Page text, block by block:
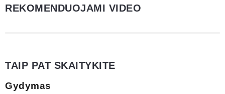
REKOMENDUOJAMI VIDEO
TAIP PAT SKAITYKITE
Gydymas